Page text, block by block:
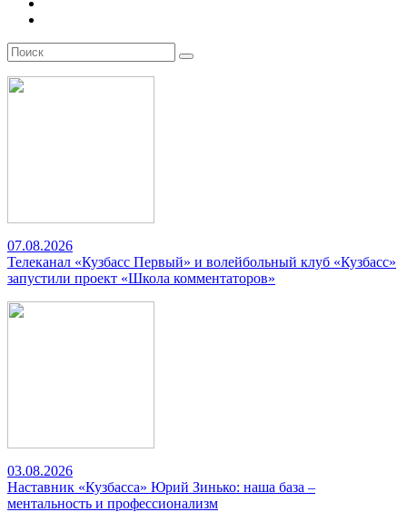
07.08.2026
Телеканал «Кузбасс Первый» и волейбольный клуб «Кузбасс»
запустили проект «Школа комментаторов»
03.08.2026
Наставник «Кузбасса» Юрий Зинько: наша база –
ментальность и профессионализм